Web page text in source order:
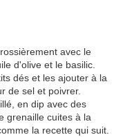
avec le
d'olive et le basilic.
dés et les ajouter à la
de sel et poivrer.
en dip avec des
grenaille cuites à la
la recette qui suit.